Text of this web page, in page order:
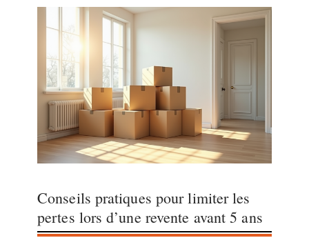
Conseils pratiques pour limiter les
pertes lors d’une revente avant 5 ans